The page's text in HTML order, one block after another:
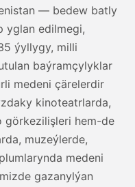
— bedew batly
yglan edilmegi,
ýyllygy, milli
baýramçylyklar
medeni çärelerdir
kinoteatrlarda,
görkezilişleri hem-de
muzeýlerde,
medeni
gazanylýan